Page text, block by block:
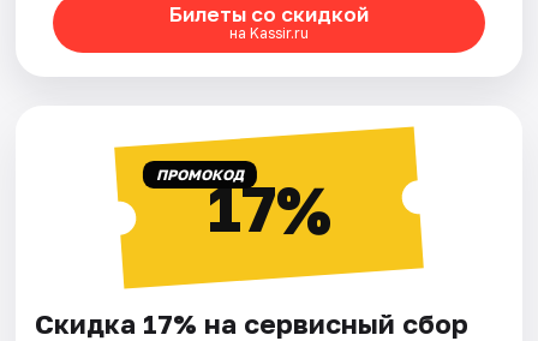
Билеты со скидкой
на Kassir.ru
ПРОМОКОД17%
Скидка 17% на сервисный сбор